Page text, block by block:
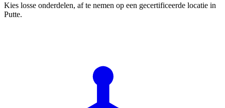
Kies losse onderdelen, af te nemen op een gecertificeerde locatie in
Putte.